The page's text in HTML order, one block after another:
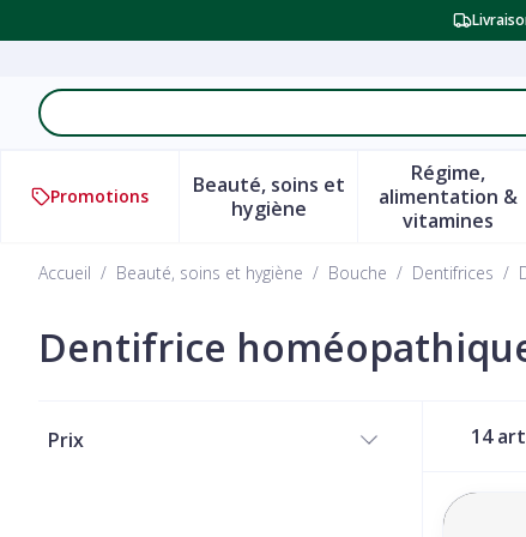
Rechercher
Promotions
Beauté, soins et
hygièneAfficher le sous-menu pour
Régime,
alimentation &
vitamines
Afficher
Accueil / Beauté, soins et hygiène / Bouche / Dentifrices /
Dentifrice
Prix
14